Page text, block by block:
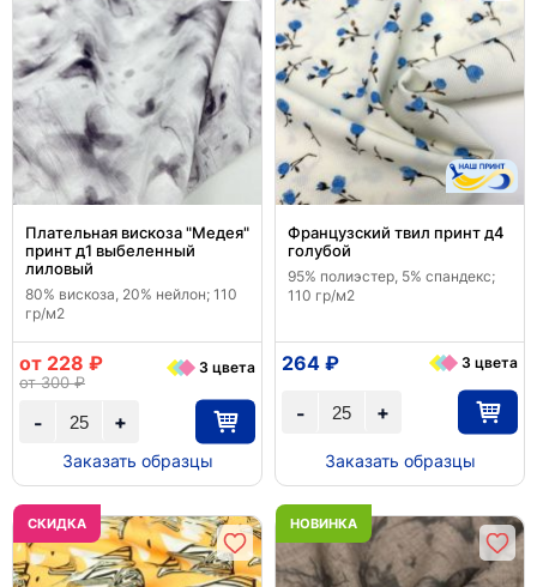
Плательная вискоза "Медея"
принт д1 выбеленный
лиловый
80% вискоза, 20% нейлон; 110
гр/м2
+
-
от 228 ₽
от 300 ₽
3 цвета
Заказать образцы
Французский твил принт д4
голубой
95% полиэстер, 5% спандекс;
110 гр/м2
+
-
264 ₽ 3 цвета
Заказать образцы
CКИДКА НОВИНКА